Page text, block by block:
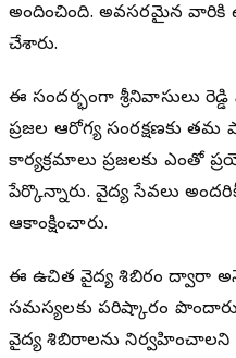
అందించింది. అవసరమైన వారికి
చేశారు.
ఈ సందర్భంగా శ్రీనివాసులు
ప్రజల ఆరోగ్య సంరక్షణకు తమ
కార్యక్రమాలు ప్రజలకు ఎంతో
పేర్కొన్నారు. వైద్య సేవలు
ఆకాంక్షించారు.
ఈ ఉచిత వైద్య శిబిరం ద్వారా
సమస్యలకు పరిష్కారం
వైద్య శిబిరాలను నిర్వహించాలని